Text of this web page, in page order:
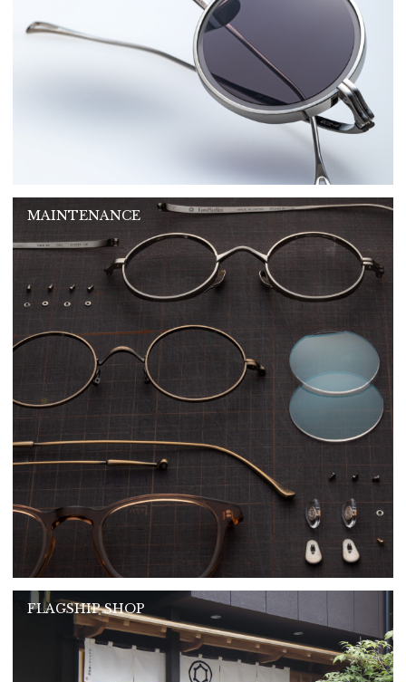
MAINTENANCE
FLAGSHIP SHOP